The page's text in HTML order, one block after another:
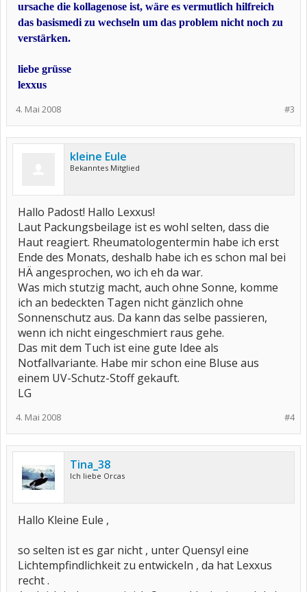
ursache die kollagenose ist, wäre es vermutlich hilfreich
das basismedi zu wechseln um das problem nicht noch zu
verstärken.
liebe grüsse
lexxus
#3
4. Mai 2008
kleine Eule
Bekanntes Mitglied
Hallo Padost! Hallo Lexxus!
Laut Packungsbeilage ist es wohl selten, dass die
Haut reagiert. Rheumatologentermin habe ich erst
Ende des Monats, deshalb habe ich es schon mal bei
HÄ angesprochen, wo ich eh da war.
Was mich stutzig macht, auch ohne Sonne, komme
ich an bedeckten Tagen nicht gänzlich ohne
Sonnenschutz aus. Da kann das selbe passieren,
wenn ich nicht eingeschmiert raus gehe.
Das mit dem Tuch ist eine gute Idee als
Notfallvariante. Habe mir schon eine Bluse aus
einem UV-Schutz-Stoff gekauft.
LG
#4
4. Mai 2008
Tina_38
Ich liebe Orcas
Hallo Kleine Eule ,
so selten ist es gar nicht , unter Quensyl eine
Lichtempfindlichkeit zu entwickeln , da hat Lexxus
recht .